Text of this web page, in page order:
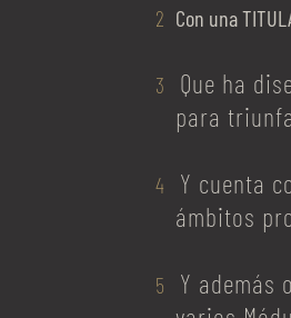
Con una
Que ha
para
Y cuenta
ámbitos
Y además